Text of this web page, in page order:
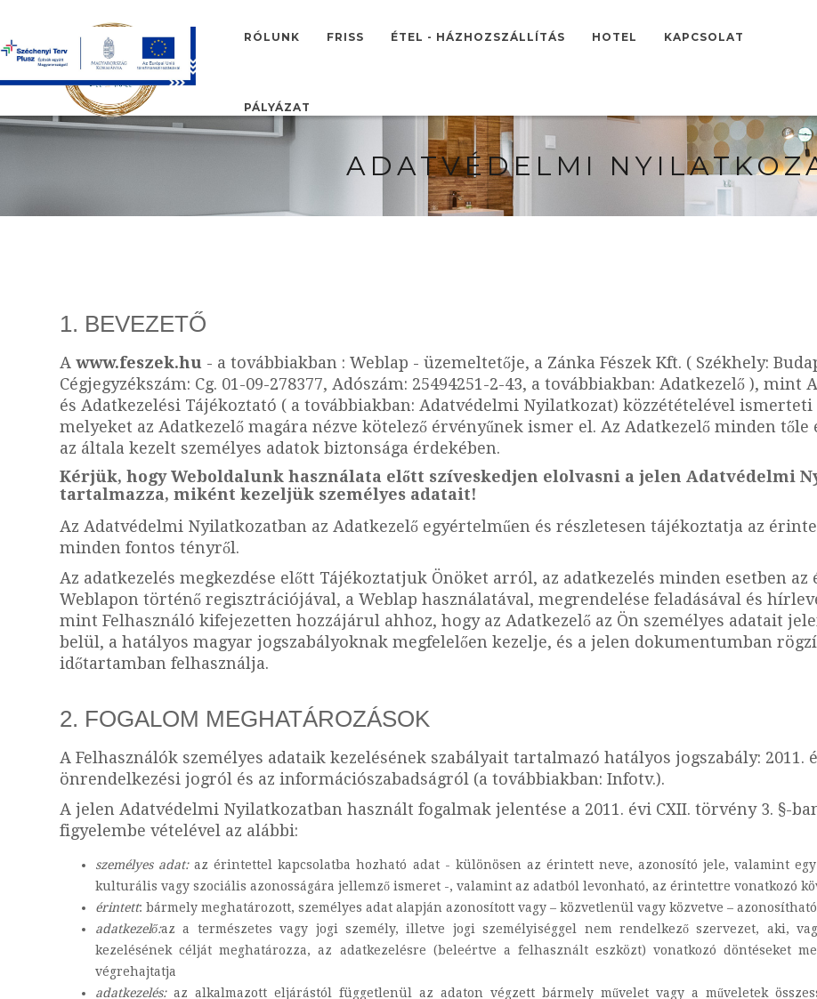
EN
RÓLUNK FRISS ÉTEL - HÁZHOZSZÁLLÍTÁS HOTEL KAPCSOLAT
PÁLYÁZAT
ADATVÉDELMI
1. BEVEZETŐ
A www.feszek.hu - a továbbiakban : Weblap - üzemeltetője, a Zánka Fészek Kft. ( Székhely:
Cégjegyzékszám: Cg. 01-09-278377, Adószám: 25494251-2-43, a továbbiakban: Adatkezelő ),
és Adatkezelési Tájékoztató ( a továbbiakban: Adatvédelmi Nyilatkozat) közzétételével
melyeket az Adatkezelő magára nézve kötelező érvényűnek ismer el. Az Adatkezelő minden
az általa kezelt személyes adatok biztonsága érdekében.
Kérjük, hogy Weboldalunk használata előtt szíveskedjen elolvasni a jelen Adatvédelmi
tartalmazza, miként kezeljük személyes adatait!
Az Adatvédelmi Nyilatkozatban az Adatkezelő egyértelműen és részletesen tájékoztatja az
minden fontos tényről.
Az adatkezelés megkezdése előtt Tájékoztatjuk Önöket arról, az adatkezelés minden esetben
Weblapon történő regisztrációjával, a Weblap használatával, megrendelése feladásával és
mint Felhasználó kifejezetten hozzájárul ahhoz, hogy az Adatkezelő az Ön személyes adatait
belül, a hatályos magyar jogszabályoknak megfelelően kezelje, és a jelen dokumentumban
időtartamban felhasználja.
2. FOGALOM MEGHATÁROZÁSOK
A Felhasználók személyes adataik kezelésének szabályait tartalmazó hatályos jogszabály: 2011.
önrendelkezési jogról és az információszabadságról (a továbbiakban: Infotv.).
A jelen Adatvédelmi Nyilatkozatban használt fogalmak jelentése a 2011. évi CXII. törvény 3. §-
figyelembe vételével az alábbi:
személyes adat:az érintettel kapcsolatba hozható adat - különösen az érintett neve, azonosító jele, valamint
kulturális vagy szociális azonosságára jellemző ismeret -, valamint az adatból levonható, az érintettre vonatkozó
érintett: bármely meghatározott, személyes adat alapján azonosított vagy – közvetlenül vagy közvetve –
adatkezelő:az a természetes vagy jogi személy, illetve jogi személyiséggel nem rendelkező szervezet, aki,
kezelésének célját meghatározza, az adatkezelésre (beleértve a felhasznált eszközt) vonatkozó döntéseket
végrehajtatja
adatkezelés: az alkalmazott eljárástól függetlenül az adaton végzett bármely művelet vagy a műveletek